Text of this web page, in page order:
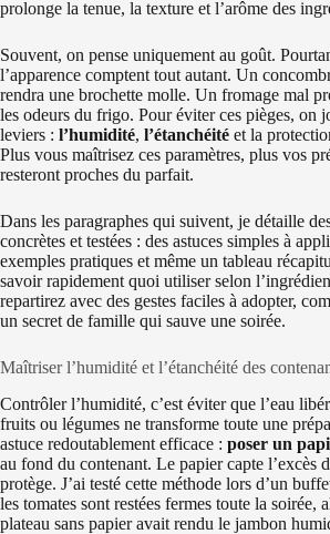
prolonge la tenue, la texture et l’arôme des
Souvent, on pense uniquement au goût.
l’apparence comptent tout autant. Un
rendra une brochette molle. Un fromage mal
les odeurs du frigo. Pour éviter ces pièges, on
leviers : l’humidité, l’étanchéité et la
Plus vous maîtrisez ces paramètres, plus vos
resteront proches du parfait.
Dans les paragraphes qui suivent, je détaille
concrètes et testées : des astuces simples à
exemples pratiques et même un tableau
savoir rapidement quoi utiliser selon
repartirez avec des gestes faciles à adopter,
un secret de famille qui sauve une soirée.
Maîtriser l’humidité et l’étanchéité des
Contrôler l’humidité, c’est éviter que l’eau
fruits ou légumes ne transforme toute une
astuce redoutablement efficace : poser un
au fond du contenant. Le papier capte l’excès
protège. J’ai testé cette méthode lors d’un
les tomates sont restées fermes toute la soirée,
plateau sans papier avait rendu le jambon